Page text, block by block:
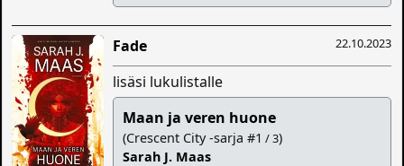
22.10.2023
Fade
lisäsi lukulistalle
Maan ja veren huone
(Crescent City -sarja #1 / 3)
Sarah J. Maas